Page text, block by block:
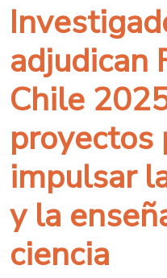
adjudican
Chile
proyectos
impulsar
y la
ciencia